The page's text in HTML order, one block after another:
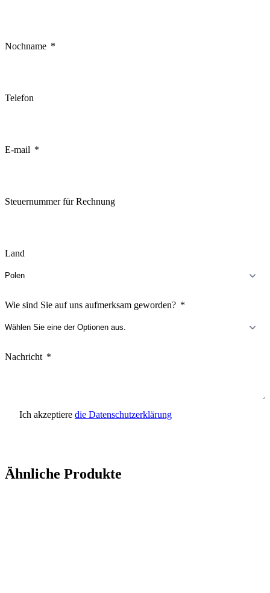
Nochname
Telefon
E-mail
Steuernummer für Rechnung
Land
Wie sind Sie auf uns aufmerksam geworden?
Nachricht
Ich akzeptiere die Datenschutzerklärung
Ähnliche Produkte